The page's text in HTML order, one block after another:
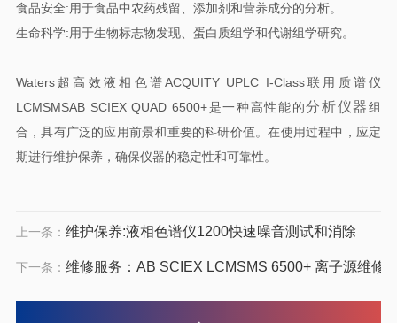
食品安全:用于食品中农药残留、添加剂和营养成分的分析。
生命科学:用于生物标志物发现、蛋白质组学和代谢组学研究。
Waters超高效液相色谱ACQUITY UPLC I-Class联用质谱仪
LCMSMSAB SCIEX QUAD 6500+是一种高性能的分析仪器组
合，具有广泛的应用前景和重要的科研价值。在使用过程中，应定
期进行维护保养，确保仪器的稳定性和可靠性。
上一条： 维护保养:液相色谱仪1200快速噪音测试和消除
下一条： 维修服务：AB SCIEX LCMSMS 6500+ 离子源维修